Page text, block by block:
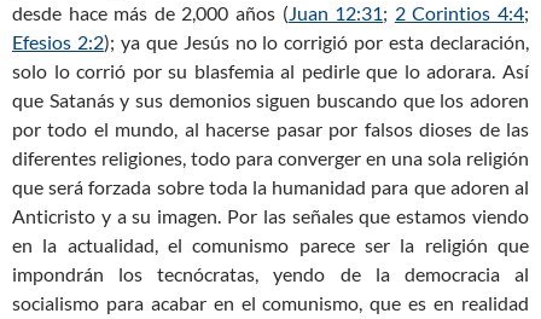
desde hace más de 2,000 años (Juan 12:31; 2 Corintios 4:4;
Efesios 2:2); ya que Jesús no lo corrigió por esta declaración,
solo lo corrió por su blasfemia al pedirle que lo adorara. Así
que Satanás y sus demonios siguen buscando que los adoren
por todo el mundo, al hacerse pasar por falsos dioses de las
diferentes religiones, todo para converger en una sola religión
que será forzada sobre toda la humanidad para que adoren al
Anticristo y a su imagen. Por las señales que estamos viendo
en la actualidad, el comunismo parece ser la religión que
impondrán los tecnócratas, yendo de la democracia al
socialismo para acabar en el comunismo, que es en realidad